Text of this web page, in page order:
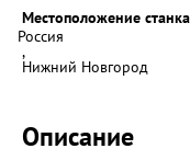
Местоположение станка
Россия
,
Нижний Новгород
Описание